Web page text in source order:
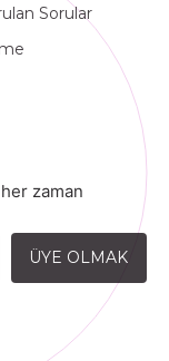
Sorular
zaman
ÜYE OLMAK